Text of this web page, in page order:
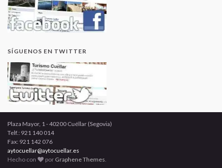
SÍGUENOS EN TWITTER
Plaza Mayor, 1 - 40200 Cuéllar (Segovia)
Telf.: 921 140 014
Fax: 921 142 076
aytocuellar@aytocuellar.es
Hecho con
por Graphene Themes